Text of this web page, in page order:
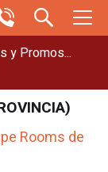
y Promos...
Rooms de